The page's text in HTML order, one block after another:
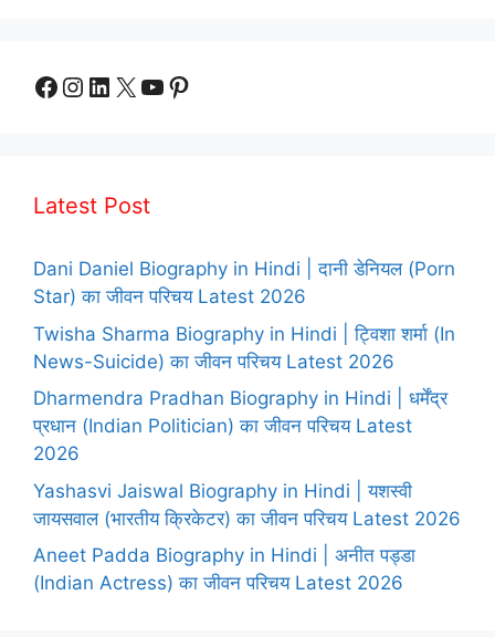
Facebook
Instagram
LinkedIn
X YouTube
Pinterest
Latest Post
Dani Daniel Biography in Hindi | दानी डेनियल (Porn
Star) का जीवन परिचय Latest 2026
Twisha Sharma Biography in Hindi | ट्विशा शर्मा (In
News-Suicide) का जीवन परिचय Latest 2026
Dharmendra Pradhan Biography in Hindi | धर्मेंद्र
प्रधान (Indian Politician) का जीवन परिचय Latest
2026
Yashasvi Jaiswal Biography in Hindi | यशस्वी
जायसवाल (भारतीय क्रिकेटर) का जीवन परिचय Latest 2026
Aneet Padda Biography in Hindi | अनीत पड्डा
(Indian Actress) का जीवन परिचय Latest 2026